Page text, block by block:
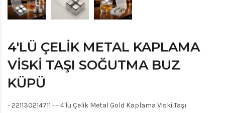
4'LÜ ÇELIK METAL KAPLAMA
VISKI TAŞI SOĞUTMA BUZ
KÜPÜ
- 221130214711 - - 4'lü Çelik Metal Gold Kaplama Viski Taşı